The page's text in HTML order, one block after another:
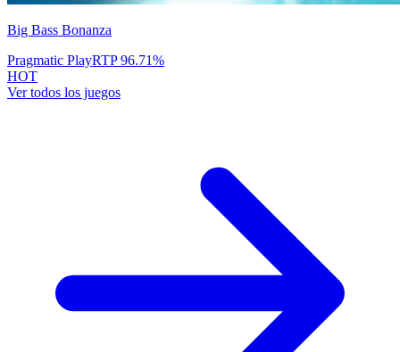
Big Bass Bonanza
Pragmatic PlayRTP96.71%
HOT
Ver todos los juegos